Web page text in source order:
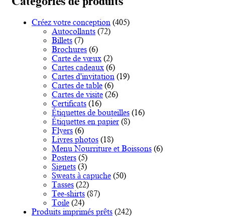
Les
peuvent
être
sur
la
page
du
produit
Créez votre conception (405)
Autocollants (72)
Billets (7)
Brochures (6)
Carte de vœux (2)
Cartes cadeaux (6)
Cartes d'invitation (19)
Cartes de table (6)
Cartes de visite (26)
Certificats (16)
Étiquettes de bouteilles (16)
Étiquettes en papier (8)
Flyers (6)
Livres photos (18)
Menu Nourriture et Boissons (6)
Posters (5)
Signets (3)
Sweats à capuche (50)
Tasses (22)
Tee-shirts (87)
Toile (24)
Produits imprimés prêts (242)